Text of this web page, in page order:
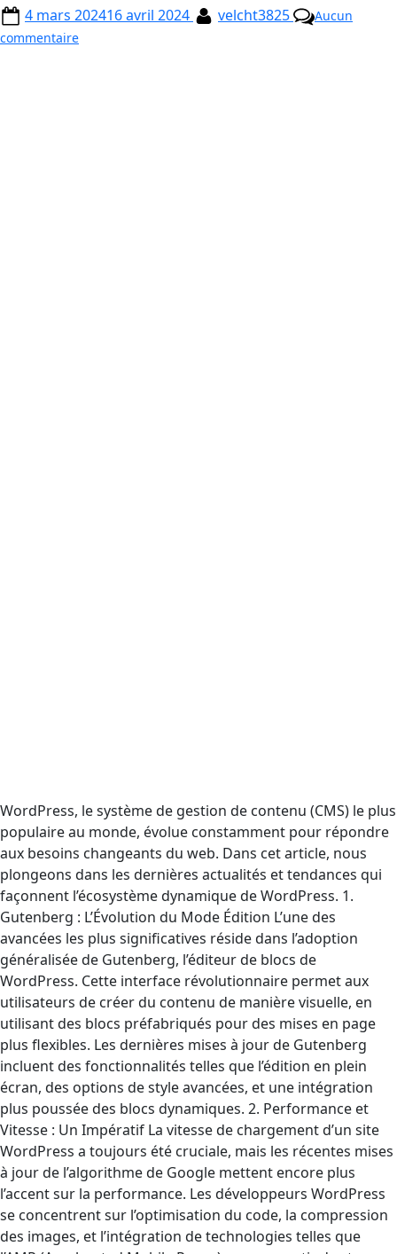
4 mars 202416 avril 2024 velcht3825
Aucun
commentaire
WordPress, le système de gestion de contenu (CMS) le plus
populaire au monde, évolue constamment pour répondre
aux besoins changeants du web. Dans cet article, nous
plongeons dans les dernières actualités et tendances qui
façonnent l’écosystème dynamique de WordPress. 1.
Gutenberg : L’Évolution du Mode Édition L’une des
avancées les plus significatives réside dans l’adoption
généralisée de Gutenberg, l’éditeur de blocs de
WordPress. Cette interface révolutionnaire permet aux
utilisateurs de créer du contenu de manière visuelle, en
utilisant des blocs préfabriqués pour des mises en page
plus flexibles. Les dernières mises à jour de Gutenberg
incluent des fonctionnalités telles que l’édition en plein
écran, des options de style avancées, et une intégration
plus poussée des blocs dynamiques. 2. Performance et
Vitesse : Un Impératif La vitesse de chargement d’un site
WordPress a toujours été cruciale, mais les récentes mises
à jour de l’algorithme de Google mettent encore plus
l’accent sur la performance. Les développeurs WordPress
se concentrent sur l’optimisation du code, la compression
des images, et l’intégration de technologies telles que